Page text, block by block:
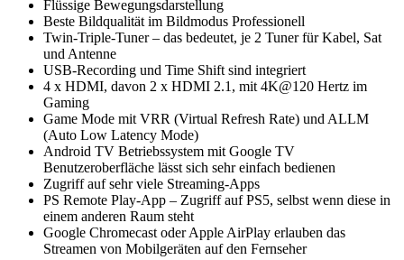
Flüssige Bewegungsdarstellung
Beste Bildqualität im Bildmodus Professionell
Twin-Triple-Tuner – das bedeutet, je 2 Tuner für Kabel, Sat
und Antenne
USB-Recording und Time Shift sind integriert
4 x HDMI, davon 2 x HDMI 2.1, mit 4K@120 Hertz im
Gaming
Game Mode mit VRR (Virtual Refresh Rate) und ALLM
(Auto Low Latency Mode)
Android TV Betriebssystem mit Google TV
Benutzeroberfläche lässt sich sehr einfach bedienen
Zugriff auf sehr viele Streaming-Apps
PS Remote Play-App – Zugriff auf PS5, selbst wenn diese in
einem anderen Raum steht
Google Chromecast oder Apple AirPlay erlauben das
Streamen von Mobilgeräten auf den Fernseher